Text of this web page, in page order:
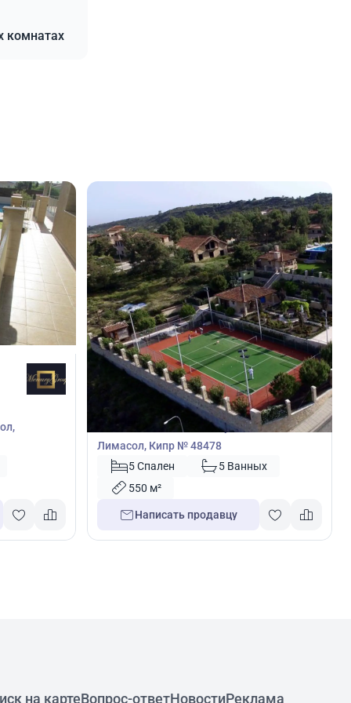
комнатах
4 890 000
Вилла
Вилла с 5 спальнями в Суни-Занакья,
Лимасол, Кипр № 48478
5 Спален
5 Ванных
550 м²
Написать продавцу
на картеВопрос-ответНовостиРеклама